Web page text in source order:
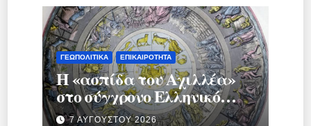
ΓΕΩΠΟΛΙΤΙΚΆ ΕΠΙΚΑΙΡΌΤΗΤΑ
Η «ασπίδα του Αχιλλέα»
στο σύγχρονο Ελληνικό
κράτος.
7 ΑΥΓΟΎΣΤΟΥ 2026